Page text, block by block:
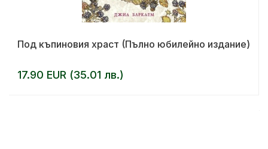
Под къпиновия храст (Пълно юбилейно издание)
17.90 EUR (35.01 лв.)